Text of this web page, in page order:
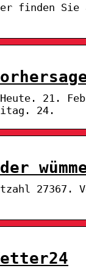
finden
21.
24.
27367.